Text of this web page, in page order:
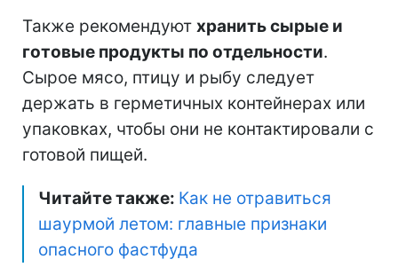
Также рекомендуют хранить сырые и
готовые продукты по отдельности.
Сырое мясо, птицу и рыбу следует
держать в герметичных контейнерах или
упаковках, чтобы они не контактировали с
готовой пищей.
Читайте также: Как не отравиться
шаурмой летом: главные признаки
опасного фастфуда